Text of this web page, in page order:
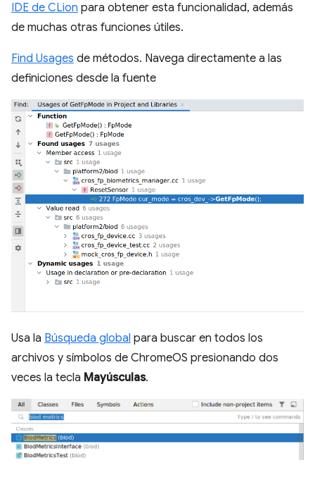
IDE de CLion para obtener esta funcionalidad, además
de muchas otras funciones útiles.
Find Usages de métodos. Navega directamente a las
definiciones desde la fuente
Usa la Búsqueda global para buscar en todos los
archivos y símbolos de ChromeOS presionando dos
veces la tecla Mayúsculas.